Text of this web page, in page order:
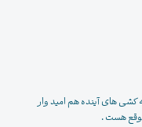
کشی های آینده هم امید وار
هست .